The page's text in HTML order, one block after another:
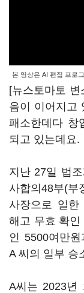
본 영상은 AI 편집 프로
[뉴스토마토
음이 이어지고
패소한데다 창
되고 있는데요.
지난 27일 법
사합의48부(
사장으로 일
해고 무효 확인
인 5500여만
A 씨의 일부 승
A씨는 2023년